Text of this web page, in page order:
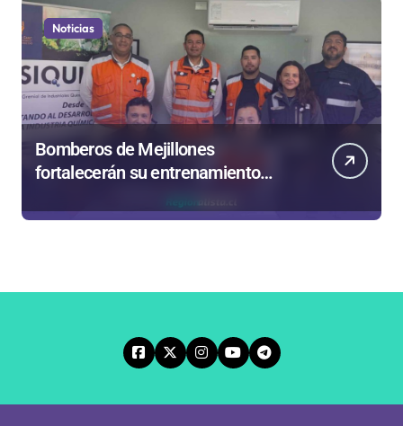
Noticias
Bomberos de Mejillones
fortalecerán su entrenamiento
complejas